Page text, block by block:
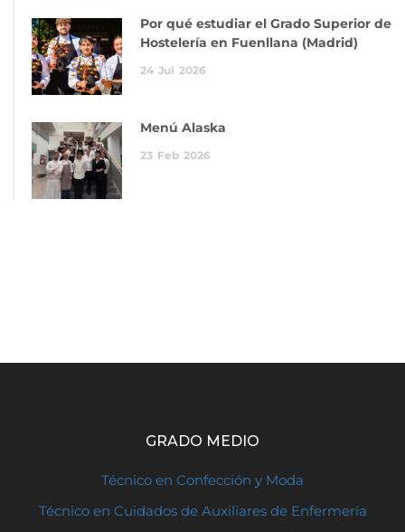
Por qué estudiar el Grado Superior de
Hostelería en Fuenllana (Madrid)
24 Jul 2026
Menú Alaska
23 Feb 2026
GRADO MEDIO
Técnico en Confección y Moda
Técnico en Cuidados de Auxiliares de Enfermería